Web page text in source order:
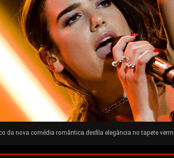
da nova comédia romântica desfila elegância no tapete